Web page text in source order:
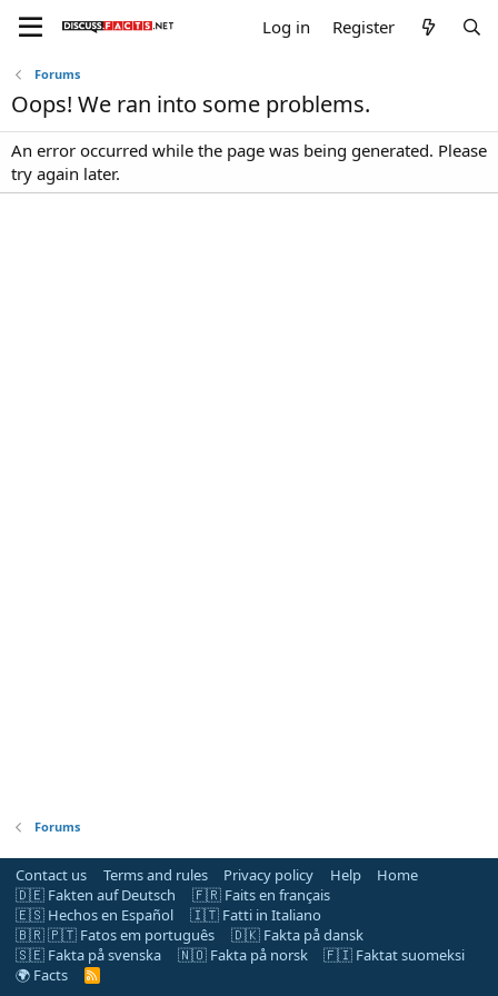
Log in Register
Forums
Oops! We ran into some problems.
An error occurred while the page was being generated. Please
try again later.
Forums
Contact us Terms and rules Privacy policy Help
Home
🇩🇪 Fakten auf Deutsch
🇫🇷 Faits en français
🇪🇸 Hechos en Español
🇮🇹 Fatti in Italiano
🇧🇷 🇵🇹 Fatos em português
🇩🇰 Fakta på dansk
🇸🇪 Fakta på svenska
🇳🇴 Fakta på norsk
🇫🇮 Faktat suomeksi
🌍 Facts
R